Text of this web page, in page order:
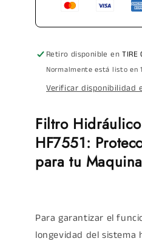
Retiro disponible enTIRE
Normalmente está listo en
Verificar disponibilidad
Filtro Hidráulico
HF7551:
para tu
Para garantizar el
longevidad del sistema